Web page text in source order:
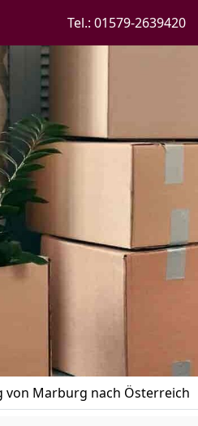
Tel.: 01579-2639420
von Marburg nach Österreich